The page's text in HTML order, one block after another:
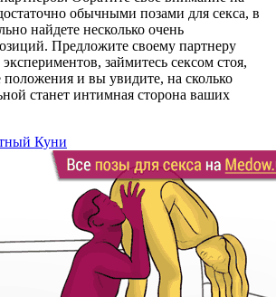
обычными позами для секса, в
найдете несколько очень
Предложите своему партнеру
займитесь сексом стоя,
положения и вы увидите, на сколько
станет интимная сторона ваших
Куни